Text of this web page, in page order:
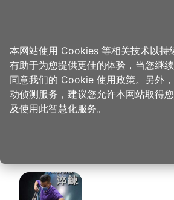
首页 > 想去的地方 > 美食、购物 > 宴川秋-创
宴川秋-创意．
边店家
本网站使用 Cookies 等相关技术以持
有助于为您提供更佳的体验，当您继
同意我们的 Cookie 使用政策。另外
动侦测服务，建议您允许本网站取得
及使用此智慧化服务。